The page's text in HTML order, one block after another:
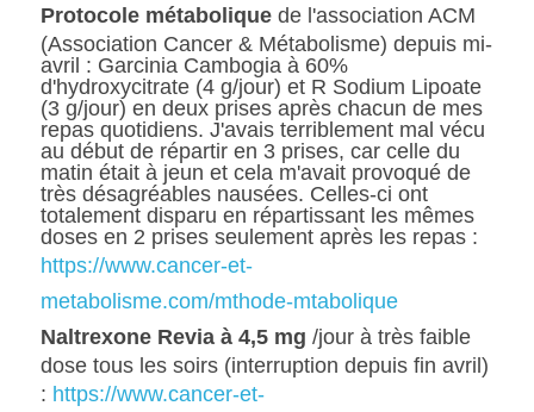
Protocole métabolique de l'association ACM
(Association Cancer & Métabolisme) depuis mi-
avril : Garcinia Cambogia à 60%
d'hydroxycitrate (4 g/jour) et R Sodium Lipoate
(3 g/jour) en deux prises après chacun de mes
repas quotidiens. J'avais terriblement mal vécu
au début de répartir en 3 prises, car celle du
matin était à jeun et cela m'avait provoqué de
très désagréables nausées. Celles-ci ont
totalement disparu en répartissant les mêmes
doses en 2 prises seulement après les repas :
https://www.cancer-et-
metabolisme.com/mthode-mtabolique
Naltrexone Revia à 4,5 mg /jour à très faible
dose tous les soirs (interruption depuis fin avril)
: https://www.cancer-et-